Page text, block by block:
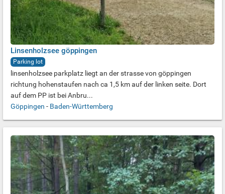
Linsenholzsee göppingen
Parking lot
linsenholzsee parkplatz liegt an der strasse von göppingen
richtung hohenstaufen nach ca 1,5 km auf der linken seite. Dort
auf dem PP ist bei Anbru...
Göppingen - Baden-Württemberg